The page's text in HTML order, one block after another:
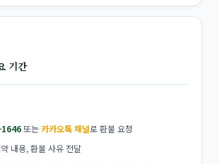
기간
또는 카카오톡 채널로 환불 요청
내용, 환불 사유 전달